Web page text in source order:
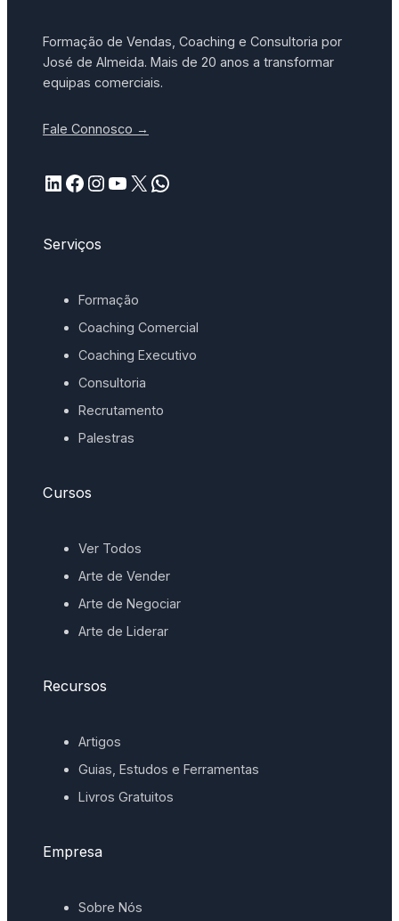
Formação de Vendas, Coaching e Consultoria por
José de Almeida. Mais de 20 anos a transformar
equipas comerciais.
Fale Connosco →
LinkedIn Facebook InstagramYouTube X WhatsApp
Serviços
Formação
Coaching Comercial
Coaching Executivo
Consultoria
Recrutamento
Palestras
Cursos
Ver Todos
Arte de Vender
Arte de Negociar
Arte de Liderar
Recursos
Artigos
Guias, Estudos e Ferramentas
Livros Gratuitos
Empresa
Sobre Nós